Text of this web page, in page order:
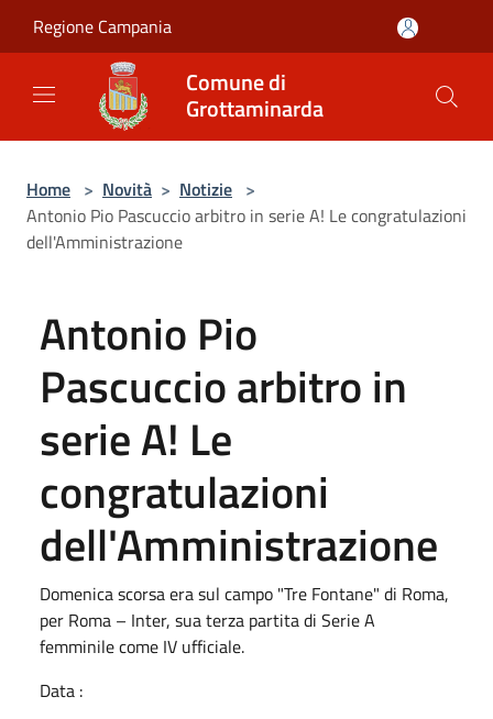
Regione Campania
Comune di
Grottaminarda
Home > Novità > Notizie >
Antonio Pio Pascuccio arbitro in serie A! Le congratulazioni
dell'Amministrazione
Antonio Pio
Pascuccio arbitro in
serie A! Le
congratulazioni
dell'Amministrazione
Domenica scorsa era sul campo "Tre Fontane" di Roma,
per Roma – Inter, sua terza partita di Serie A
femminile come IV ufficiale.
Data :